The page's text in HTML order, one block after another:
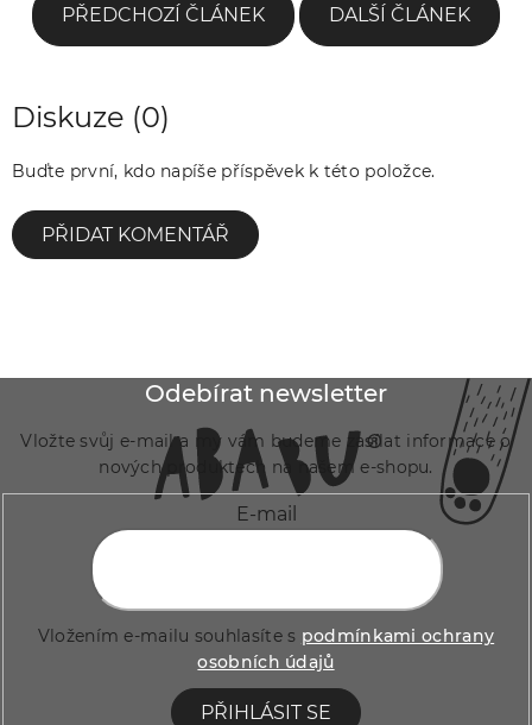
PŘEDCHOZÍ ČLÁNEK DALŠÍ ČLÁNEK
Diskuze (0)
Buďte první, kdo napíše příspěvek k této položce.
PŘIDAT KOMENTÁŘ
Odebírat newsletter
Vložte svůj e-mail a my vám budeme zasílat informace o
nových produktech na našem e-shopu.
E-mail
Vložením e-mailu souhlasíte s podmínkami ochrany
osobních údajů
PŘIHLÁSIT SE